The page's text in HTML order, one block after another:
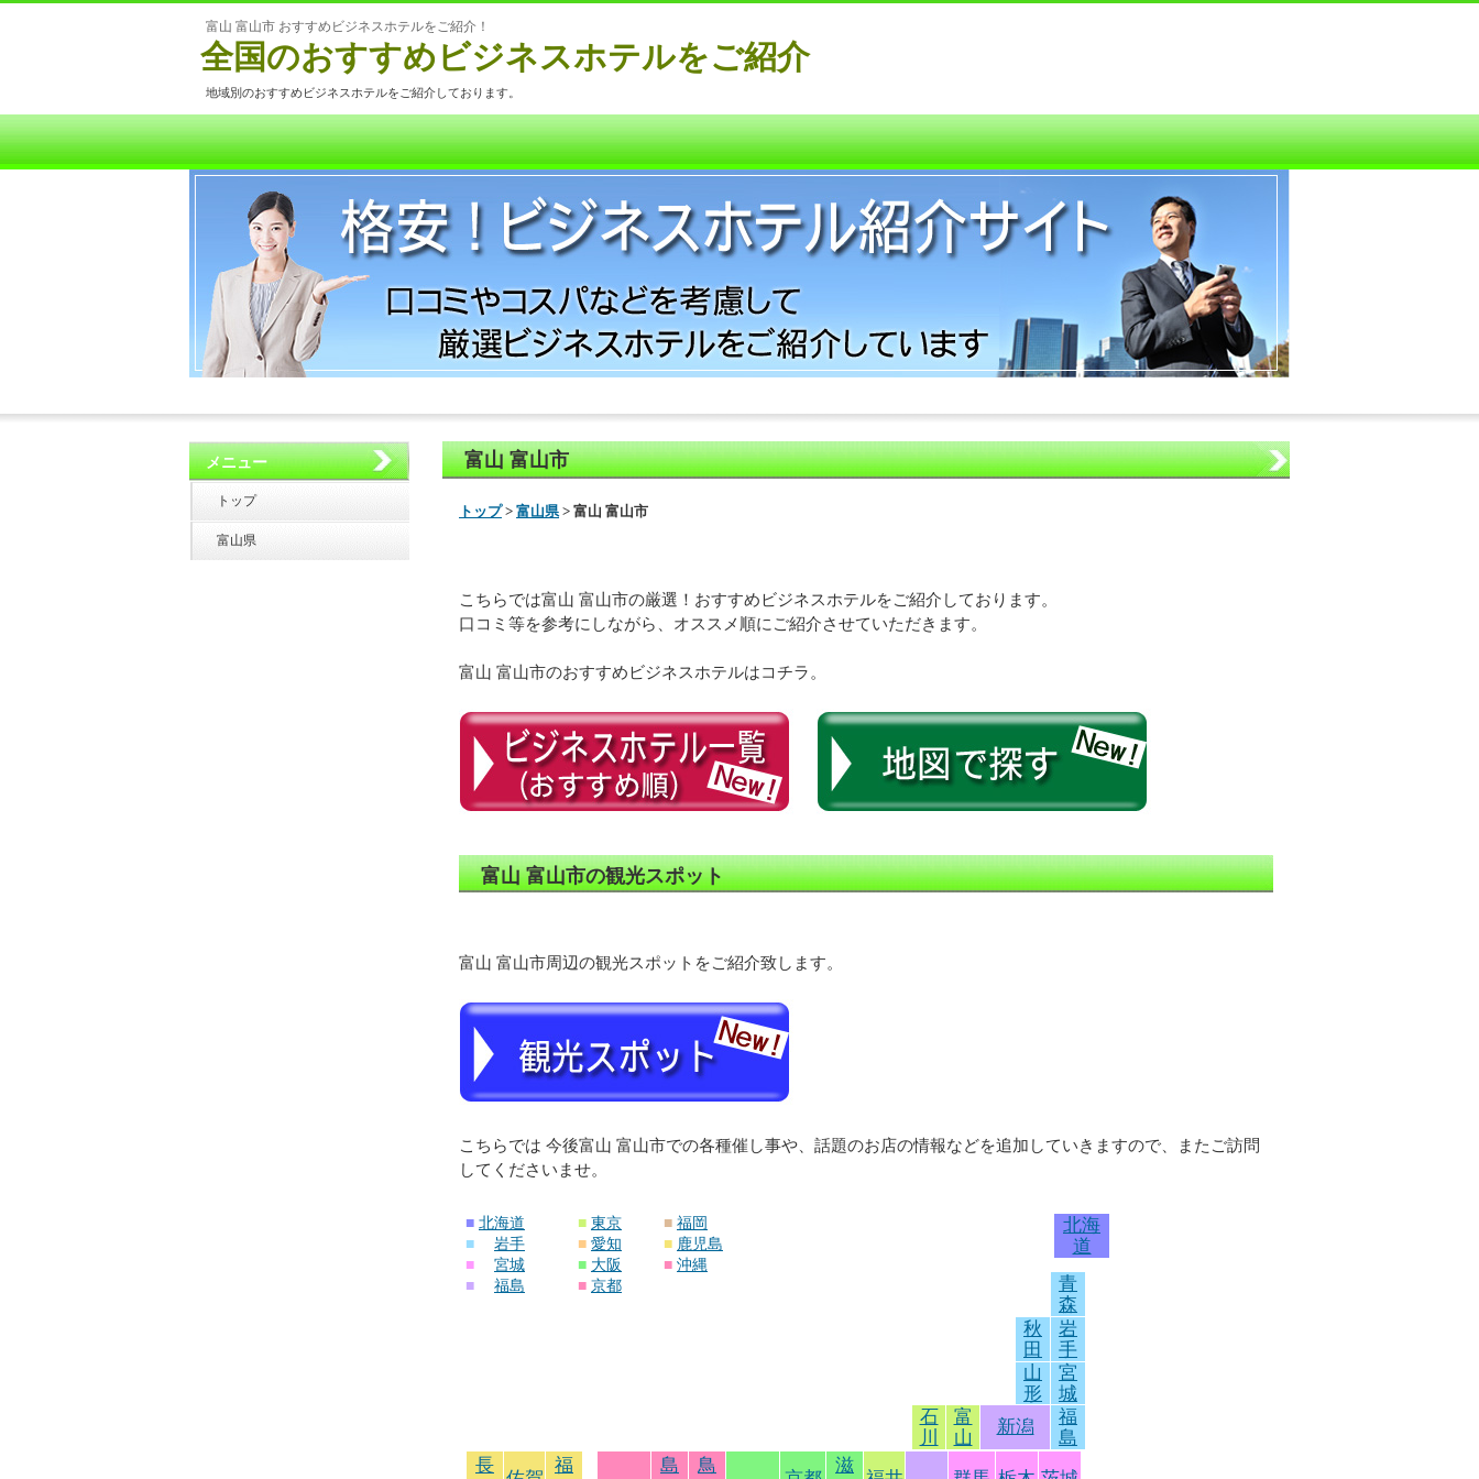
富山 富山市 おすすめビジネスホテルをご紹介！
全国のおすすめビジネスホテルをご紹介
地域別のおすすめビジネスホテルをご紹介しております。
富山 富山市
トップ> 富山県> 富山 富山市
こちらでは富山 富山市の厳選！おすすめビジネスホテルをご紹介しております。
口コミ等を参考にしながら、オススメ順にご紹介させていただきます。
富山 富山市のおすすめビジネスホテルはコチラ。
富山 富山市の観光スポット
富山 富山市周辺の観光スポットをご紹介致します。
こちらでは 今後富山 富山市での各種催し事や、話題のお店の情報などを追加していきますので、またご訪問
してくださいませ。
■ 北海道
■
岩手
■
宮城
■
福島
■ 東京
■ 愛知
■ 大阪
■ 京都
■ 福岡
■ 鹿児島
■ 沖縄
北海
道
青
森
秋
田
岩
手
山
形
宮
城
石
川
富
山
新潟
福
島
長
福 島 鳥 滋
メニュー
トップ
富山県